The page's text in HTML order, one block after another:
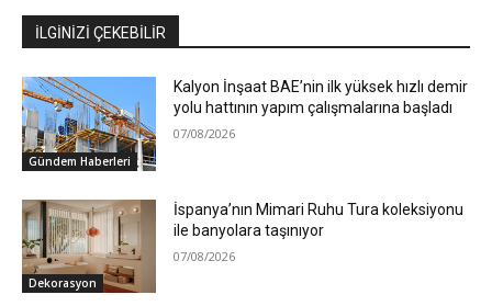
İLGİNİZİ ÇEKEBİLİR
Gündem Haberleri
Kalyon İnşaat BAE’nin ilk yüksek hızlı demir
yolu hattının yapım çalışmalarına başladı
07/08/2026
Dekorasyon
İspanya’nın Mimari Ruhu Tura koleksiyonu
ile banyolara taşınıyor
07/08/2026